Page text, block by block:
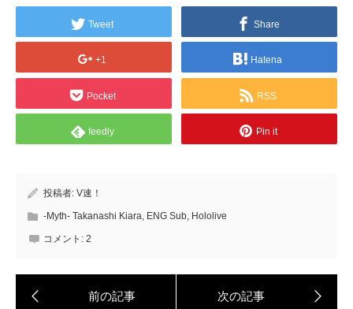
Tweet Share
+1 Hatena
Pocket RSS
feedly Pin it
投稿者: V速！
-Myth- Takanashi Kiara, ENG Sub, Hololive
コメント: 2